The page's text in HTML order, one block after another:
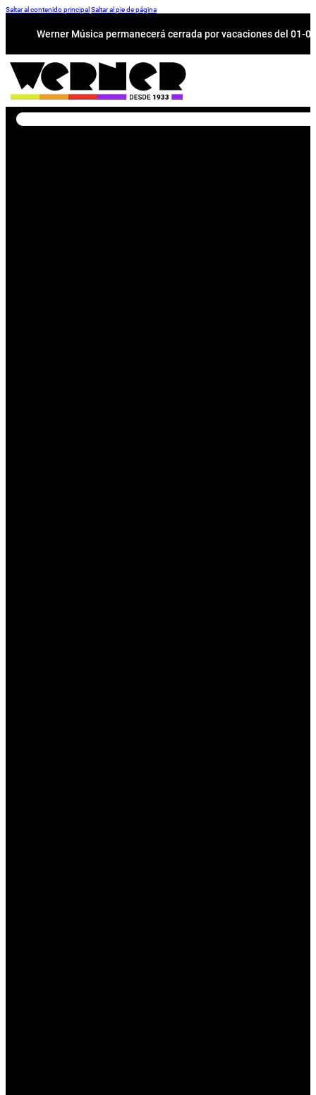
Saltar al contenido principal Saltar al pie de página
Werner Música permanecerá cerrada por vacaciones del 01-
Buscar